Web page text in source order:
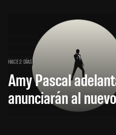
HACE 2 DÍAS
Amy Pascal
anunciarán al